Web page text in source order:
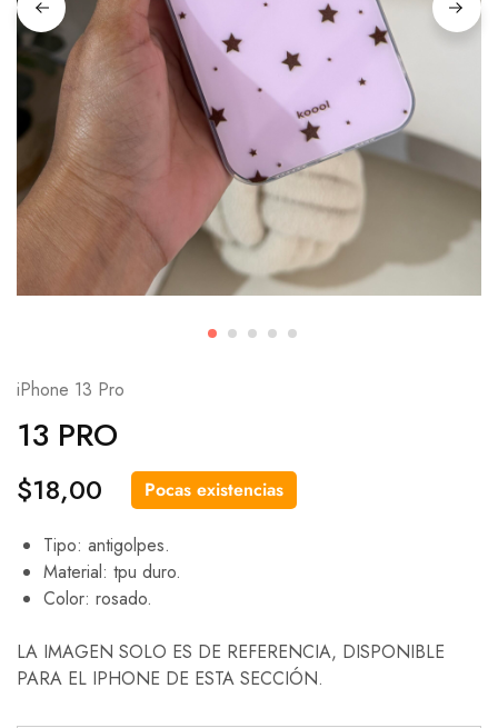
iPhone 13 Pro
13 PRO
$18,00 Pocas existencias
Tipo: antigolpes.
Material: tpu duro.
Color: rosado.
LA IMAGEN SOLO ES DE REFERENCIA, DISPONIBLE
PARA EL IPHONE DE ESTA SECCIÓN.